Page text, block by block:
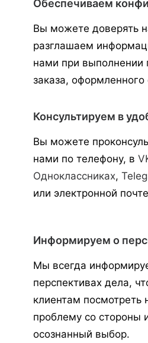
Обеспечиваем
Вы можете доверять
разглашаем
нами при выполнении
заказа, оформленного
Консультируем в
Вы можете
нами по телефону, в
Одноклассниках,
или электронной
Информируем о
Мы всегда
перспективах дела,
клиентам посмотреть
проблему со стороны
осознанный выбор.